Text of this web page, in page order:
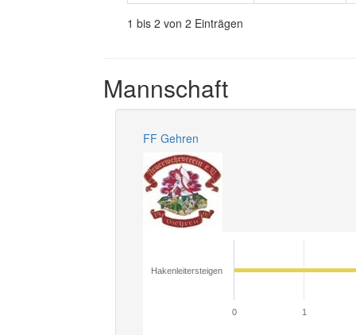
1 bis 2 von 2 Einträgen
Mannschaft
FF Gehren
Hakenleitersteigen
0 1